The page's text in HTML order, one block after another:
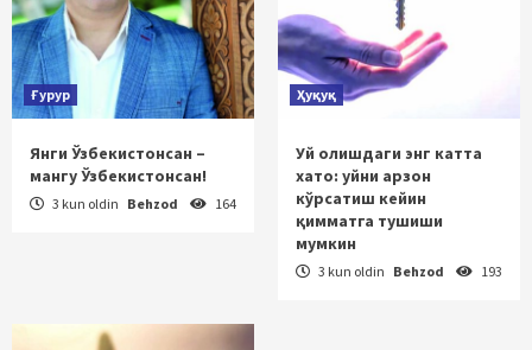
Ғурур
Янги Ўзбекистонсан –
мангу Ўзбекистонсан!
3 kun oldin Behzod 164
Ҳуқуқ
Уй олишдаги энг катта
хато: уйни арзон
кўрсатиш кейин
қимматга тушиши
мумкин
3 kun oldin Behzod 193